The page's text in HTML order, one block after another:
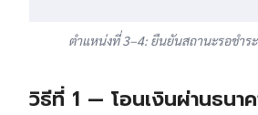
ตำแหน่งที่ 3–4: ยืนยันสถานะรอชำร
วิธีที่ 1 — โอนเงินผ่านธนา